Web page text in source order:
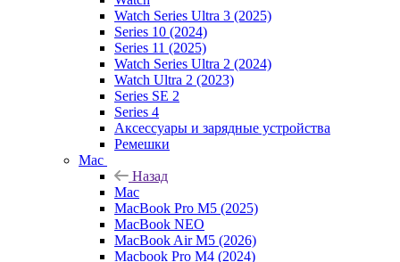
Watch Series Ultra 3 (2025)
Series 10 (2024)
Series 11 (2025)
Watch Series Ultra 2 (2024)
Watch Ultra 2 (2023)
Series SE 2
Series 4
Аксессуары и зарядные устройства
Ремешки
Mac
Назад
Mac
MacBook Pro M5 (2025)
MacBook NEO
MacBook Air M5 (2026)
Macbook Pro M4 (2024)